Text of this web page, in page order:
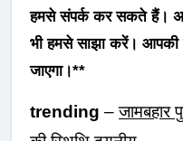
हमसे संपर्क कर सकते हैं।
भी हमसे साझा करें। आपकी
जाएगा।**
trending –जामबहार